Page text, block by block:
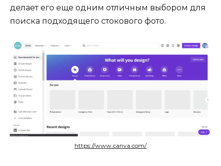
делает его еще одним отличным выбором для
поиска подходящего стокового фото.
https://www.canva.com/